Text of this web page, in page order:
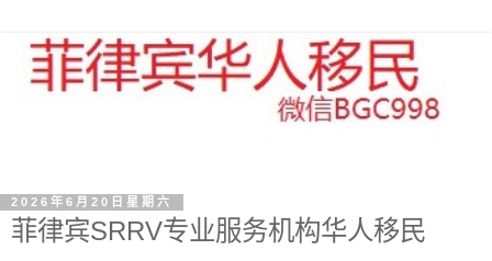
2026年6月20日星期六
菲律宾SRRV专业服务机构华人移民